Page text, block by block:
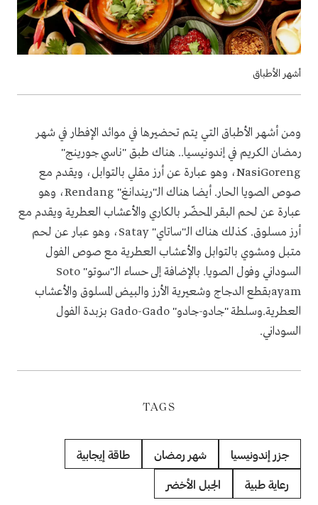
أشهر الأطباق
ومن أشهر الأطباق التي يتم تحضيرها في موائد الإفطار في شهر
رمضان الكريم في إندونيسيا.. هناك طبق "ناسي جورينج"
NasiGoreng، وهو عبارة عن أرز مقلي بالتوابل، ويقدم مع
صوص الصويا الحار. أيضا هناك الـ"ريندانغ" Rendang، وهو
عبارة عن لحم البقر المحضّر بالكاري والأعشاب العطرية ويقدم مع
أرز مسلوق. كذلك هناك الـ"ساتاي" Satay، وهو عبار عن لحم
متبل ومشوي بالتوابل والأعشاب العطرية مع صوص الفول
السوداني وفول الصويا. بالإضافة إلى حساء الـ"سوتو" Soto
ayamبقطع الدجاج وشعيرية الأرز والبيض المسلوق والأعشاب
العطرية.وسلطة "جادو-جادو" Gado-Gado بزبدة الفول
السوداني.
TAGS
جزر إندونيسيا شهر رمضان طاقة إيجابية
رعاية طبية الجبل الأخضر